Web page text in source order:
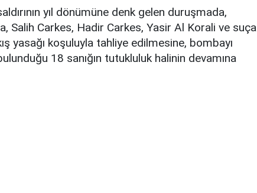
yıl dönümüne denk gelen duruşmada,
Salih Carkes, Hadir Carkes, Yasir Al Korali ve suça
yasağı koşuluyla tahliye edilmesine, bombayı
18 sanığın tutukluluk halinin devamına